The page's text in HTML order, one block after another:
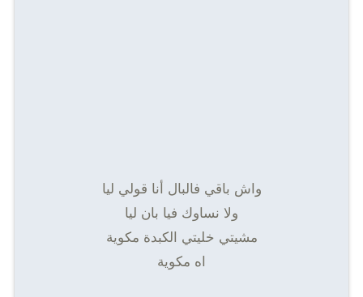
واش باقي فالبال أنا قولي ليا
ولا نساوك فيا بان ليا
مشيتي خليتي الكبدة مكوية
اه مكوية